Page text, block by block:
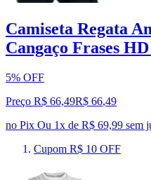
Camiseta Regata
Cangaço Frases
5% OFF
Preço R$ 66,49R$ 66,49
no Pix Ou 1x de R$ 69,99 sem
Cupom R$ 10 OFF